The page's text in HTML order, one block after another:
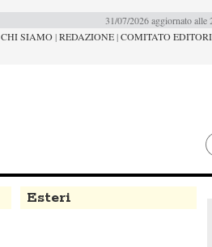
31/07/2026 aggiornato alle
CHI SIAMO|REDAZIONE|COMITATO
Esteri